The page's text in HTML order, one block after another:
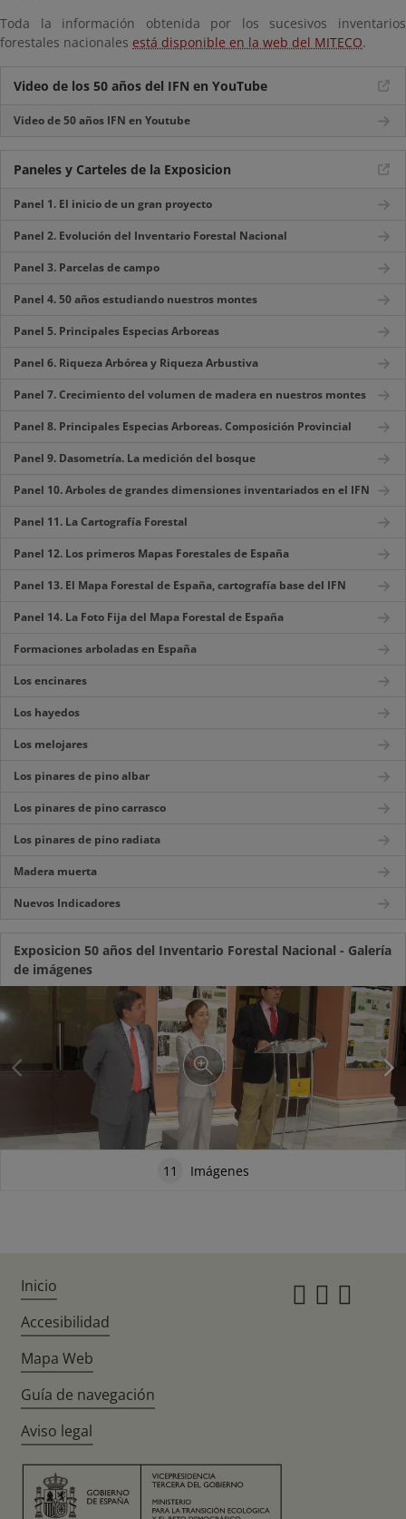
Toda la información obtenida por los sucesivos inventarios
forestales nacionales está disponible en la web del MITECO.
Video de los 50 años del IFN en YouTube
Video de 50 años IFN en Youtube
Paneles y Carteles de la Exposicion
Panel 1. El inicio de un gran proyecto
Panel 2. Evolución del Inventario Forestal Nacional
Panel 3. Parcelas de campo
Panel 4. 50 años estudiando nuestros montes
Panel 5. Principales Especias Arboreas
Panel 6. Riqueza Arbórea y Riqueza Arbustiva
Panel 7. Crecimiento del volumen de madera en nuestros montes
Panel 8. Principales Especias Arboreas. Composición Provincial
Panel 9. Dasometría. La medición del bosque
Panel 10. Arboles de grandes dimensiones inventariados en el IFN
Panel 11. La Cartografía Forestal
Panel 12. Los primeros Mapas Forestales de España
Panel 13. El Mapa Forestal de España, cartografía base del IFN
Panel 14. La Foto Fija del Mapa Forestal de España
Formaciones arboladas en España
Los encinares
Los hayedos
Los melojares
Los pinares de pino albar
Los pinares de pino carrasco
Los pinares de pino radiata
Madera muerta
Nuevos Indicadores
Exposicion 50 años del Inventario Forestal Nacional - Galería
de imágenes
11 Imágenes
Inicio
Accesibilidad
Mapa Web
Guía de navegación
Aviso legal